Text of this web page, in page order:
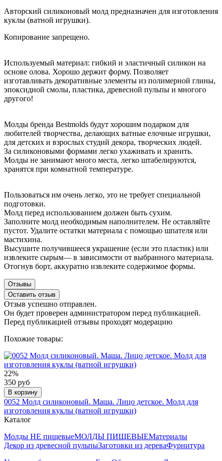
Авторский силиконовый молд предназначен для изготовления
куклы (ватной игрушки).
Копирование запрещено.
Используемый материал: гибкий и эластичный силикон на
основе олова. Хорошо держит форму. Позволяет
изготавливать декоративные элементы из полимерной глины,
эпоксидной смолы, пластика, древесной пульпы и многого
другого!
Молды бренда Bestmolds будут хорошим подарком для
любителей творчества, делающих ватные елочные игрушки,
для детских и взрослых студий декора, творческих людей.
За силиконовыми формами легко ухаживать и хранить.
Молды не занимают много места, легко штабелируются,
хранятся при комнатной температуре.
Пользоваться им очень легко, это не требует специальной
подготовки.
Молд перед использованием должен быть сухим.
Заполните молд необходимым наполнителем. Не оставляйте
пустот. Удалите остатки материала с помощью шпателя или
мастихина.
Высушите получившееся украшение (если это пластик) или
извлеките сырым— в зависимости от выбранного материала.
Отогнув борт, аккуратно извлеките содержимое формы.
Отзывы
Оставить отзыв
Отзыв успешно отправлен.
Он будет проверен администратором перед публикацией.
Перед публикацией отзывы проходят модерацию
Похожие товары:
22%
350 руб
В корзину
0052 Молд силиконовый. Маша. Лицо детское. Молд для
изготовления куклы (ватной игрушки)
Каталог
Молды НЕ пищевыеМОЛДЫ ПИЩЕВЫЕМатериалы
Декор из древесной пульпыЗаготовки из дереваФурнитура